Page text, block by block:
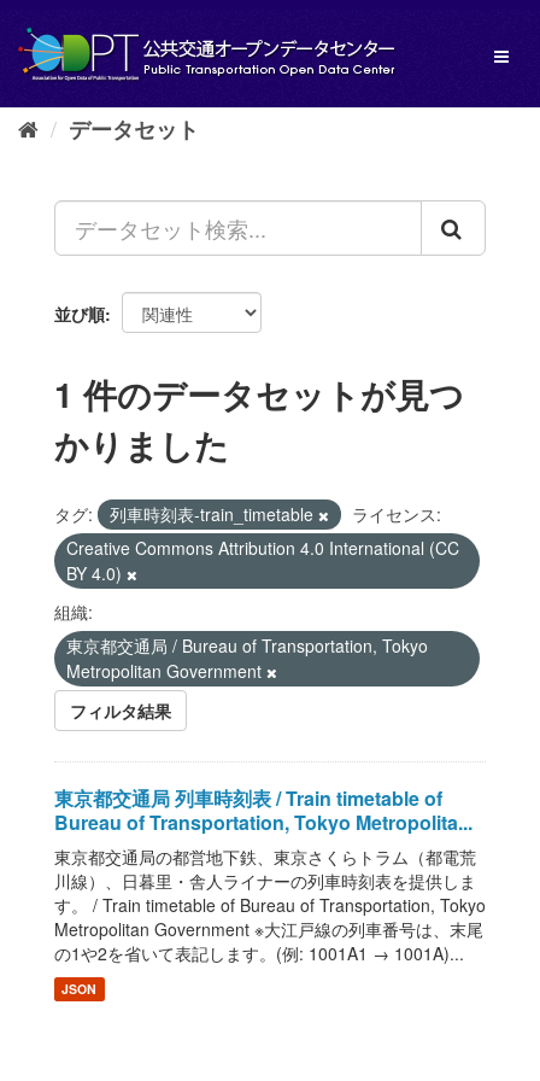
し
データセット
並び順
1 件のデータセットが見つ
かりました
タグ: 列車時刻表-train_timetable
ライセンス:
Creative Commons Attribution 4.0 International (CC
BY 4.0)
組織:
東京都交通局 / Bureau of Transportation, Tokyo
Metropolitan Government
フィルタ結果
東京都交通局 列車時刻表 / Train timetable of
Bureau of Transportation, Tokyo Metropolita...
東京都交通局の都営地下鉄、東京さくらトラム（都電荒
川線）、日暮里・舎人ライナーの列車時刻表を提供しま
す。 / Train timetable of Bureau of Transportation, Tokyo
Metropolitan Government ※大江戸線の列車番号は、末尾
の1や2を省いて表記します。(例: 1001A1 → 1001A)...
JSON